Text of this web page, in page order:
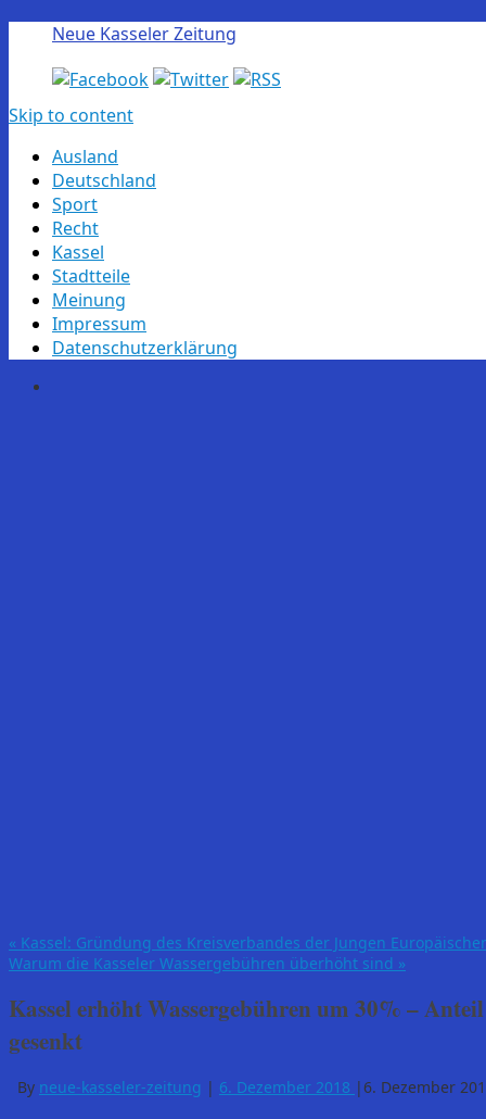
Neue Kasseler Zeitung
Skip to content
Ausland
Deutschland
Sport
Recht
Kassel
Stadtteile
Meinung
Impressum
Datenschutzerklärung
« Kassel: Gründung des Kreisverbandes der Jungen
Warum die Kasseler Wassergebühren überhöht sind »
Kassel erhöht Wassergebühren um 30% –
gesenkt
By neue-kasseler-zeitung | 6. Dezember 2018 |6. Dezember